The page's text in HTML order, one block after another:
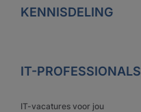
KENNISDELING
IT-PROFESSIONALS
IT-vacatures voor jou